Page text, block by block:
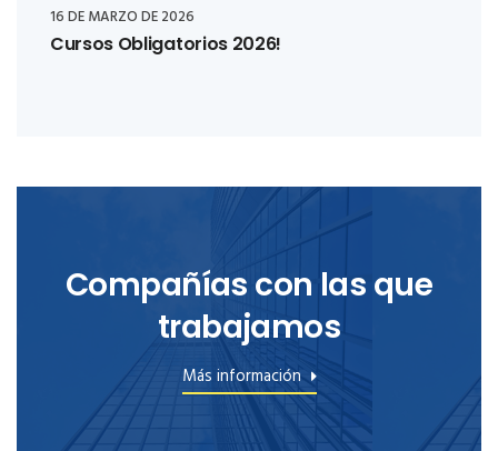
16 DE MARZO DE 2026
Cursos Obligatorios 2026!
Compañías con las que
trabajamos
Más información